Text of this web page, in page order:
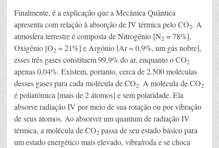
Finalmente, é a explicação que a Mecânica Quântica
apresenta com relação à absorção de IV térmica pelo CO2. A
atmosfera terrestre é composta de Nitrogênio [N2 = 78%],
Oxigênio [O2 = 21%] e Argônio [Ar = 0,9%, um gás nobre],
esses três gases constituem 99,9% do ar, enquanto o CO2
apenas 0,04%. Existem, portanto, cerca de 2.500 moléculas
desses gases para cada molécula de CO2. A molécula de CO2
é poliatômica [mais de 2 átomos] e sem polaridade. Ela
absorve radiação IV por meio de sua rotação ou por vibração
de seus átomos. Ao absorver um quantum de radiação IV
térmica, a molécula de CO2 passa de seu estado básico para
um estado energético mais elevado, vibra/roda e se choca